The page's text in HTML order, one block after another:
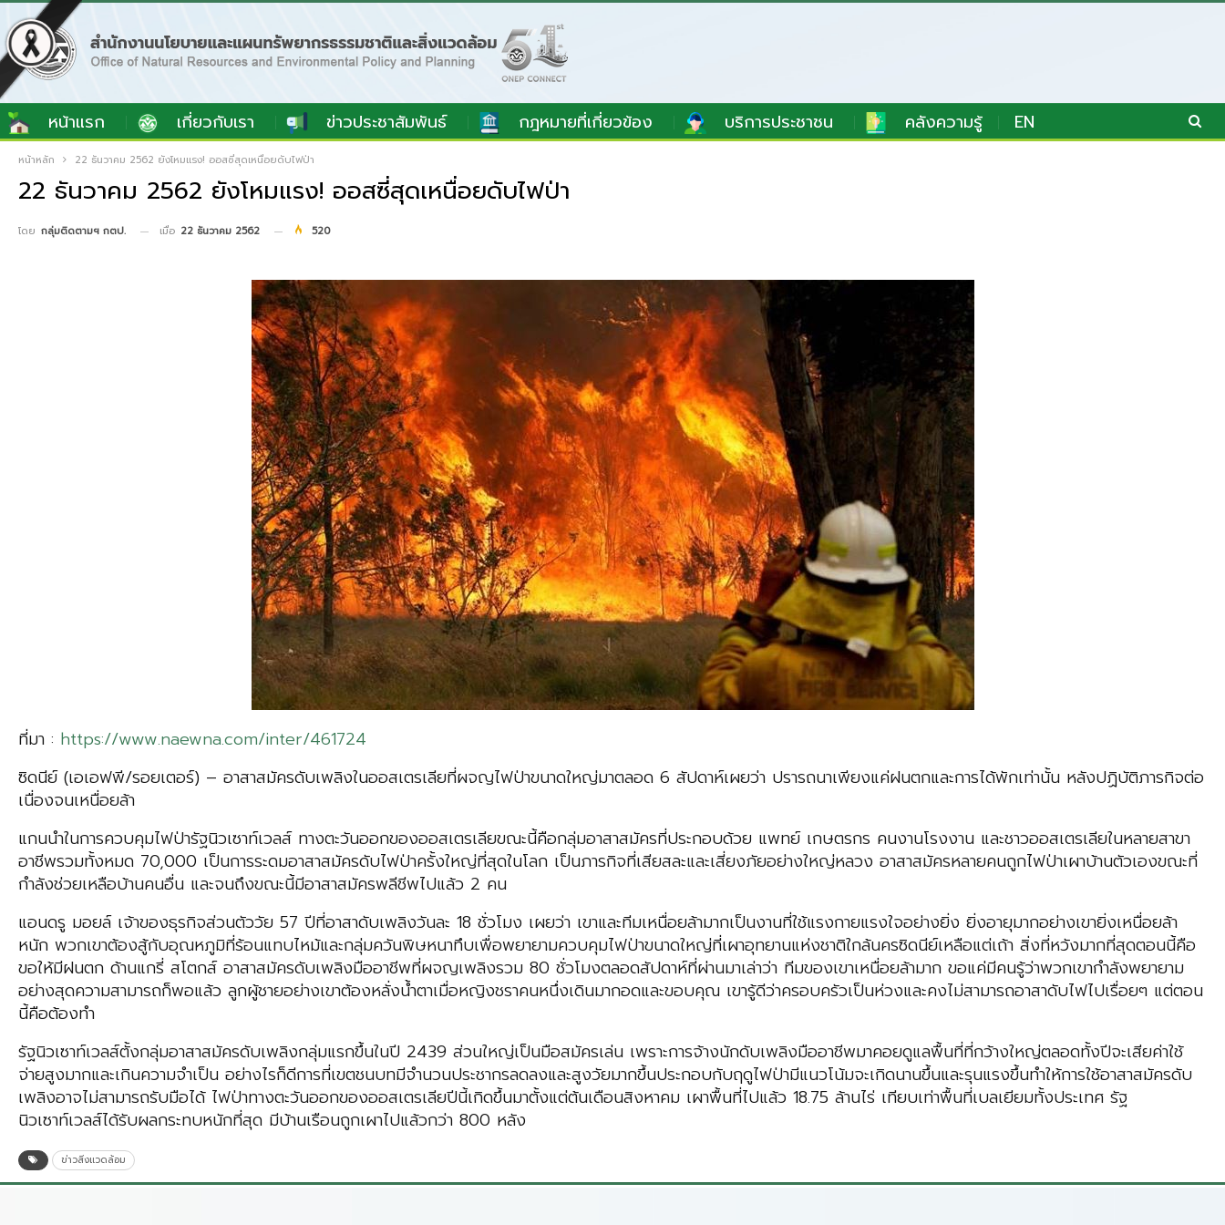
หน้าแรก เกี่ยวกับเรา ข่าวประชาสัมพันธ์ กฎหมายที่เกี่ยวข้อง บริการประชาชน คลังความรู้ EN
หน้าหลัก 22 ธันวาคม 2562 ยังโหมแรง! ออสซี่สุดเหนื่อยดับไฟป่า
22 ธันวาคม 2562 ยังโหมแรง! ออสซี่สุดเหนื่อยดับไฟป่า
โดย กลุ่มติดตามฯ กตป. เมื่อ 22 ธันวาคม 2562 520
ที่มา : https://www.naewna.com/inter/461724
ซิดนีย์ (เอเอฟพี/รอยเตอร์) – อาสาสมัครดับเพลิงในออสเตรเลียที่ผจญไฟป่าขนาดใหญ่มาตลอด 6 สัปดาห์เผยว่า ปรารถนาเพียงแค่ฝนตกและการได้พักเท่านั้น หลังปฏิบัติภารกิจต่อ
เนื่องจนเหนื่อยล้า
แกนนำในการควบคุมไฟป่ารัฐนิวเซาท์เวลส์ ทางตะวันออกของออสเตรเลียขณะนี้คือกลุ่มอาสาสมัครที่ประกอบด้วย แพทย์ เกษตรกร คนงานโรงงาน และชาวออสเตรเลียในหลายสาขา
อาชีพรวมทั้งหมด 70,000 เป็นการระดมอาสาสมัครดับไฟป่าครั้งใหญ่ที่สุดในโลก เป็นภารกิจที่เสียสละและเสี่ยงภัยอย่างใหญ่หลวง อาสาสมัครหลายคนถูกไฟป่าเผาบ้านตัวเองขณะที่
กำลังช่วยเหลือบ้านคนอื่น และจนถึงขณะนี้มีอาสาสมัครพลีชีพไปแล้ว 2 คน
แอนดรู มอยล์ เจ้าของธุรกิจส่วนตัววัย 57 ปีที่อาสาดับเพลิงวันละ 18 ชั่วโมง เผยว่า เขาและทีมเหนื่อยล้ามากเป็นงานที่ใช้แรงกายแรงใจอย่างยิ่ง ยิ่งอายุมากอย่างเขายิ่งเหนื่อยล้า
หนัก พวกเขาต้องสู้กับอุณหภูมิที่ร้อนแทบไหม้และกลุ่มควันพิษหนาทึบเพื่อพยายามควบคุมไฟป่าขนาดใหญ่ที่เผาอุทยานแห่งชาติใกล้นครซิดนีย์เหลือแต่เถ้า สิ่งที่หวังมากที่สุดตอนนี้คือ
ขอให้มีฝนตก ด้านแกรี่ สโตกส์ อาสาสมัครดับเพลิงมืออาชีพที่ผจญเพลิงรวม 80 ชั่วโมงตลอดสัปดาห์ที่ผ่านมาเล่าว่า ทีมของเขาเหนื่อยล้ามาก ขอแค่มีคนรู้ว่าพวกเขากำลังพยายาม
อย่างสุดความสามารถก็พอแล้ว ลูกผู้ชายอย่างเขาต้องหลั่งน้ำตาเมื่อหญิงชราคนหนึ่งเดินมากอดและขอบคุณ เขารู้ดีว่าครอบครัวเป็นห่วงและคงไม่สามารถอาสาดับไฟไปเรื่อยๆ แต่ตอน
นี้คือต้องทำ
รัฐนิวเซาท์เวลส์ตั้งกลุ่มอาสาสมัครดับเพลิงกลุ่มแรกขึ้นในปี 2439 ส่วนใหญ่เป็นมือสมัครเล่น เพราะการจ้างนักดับเพลิงมืออาชีพมาคอยดูแลพื้นที่ที่กว้างใหญ่ตลอดทั้งปีจะเสียค่าใช้
จ่ายสูงมากและเกินความจำเป็น อย่างไรก็ดีการที่เขตชนบทมีจำนวนประชากรลดลงและสูงวัยมากขึ้นประกอบกับฤดูไฟป่ามีแนวโน้มจะเกิดนานขึ้นและรุนแรงขึ้นทำให้การใช้อาสาสมัครดับ
เพลิงอาจไม่สามารถรับมือได้ ไฟป่าทางตะวันออกของออสเตรเลียปีนี้เกิดขึ้นมาตั้งแต่ต้นเดือนสิงหาคม เผาพื้นที่ไปแล้ว 18.75 ล้านไร่ เทียบเท่าพื้นที่เบลเยียมทั้งประเทศ รัฐ
นิวเซาท์เวลส์ได้รับผลกระทบหนักที่สุด มีบ้านเรือนถูกเผาไปแล้วกว่า 800 หลัง
ข่าวสิ่งแวดล้อม